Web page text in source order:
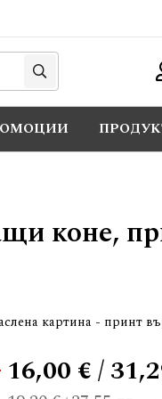
Търси
коне,
картина - принт
16,00 € /